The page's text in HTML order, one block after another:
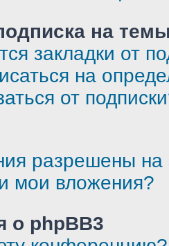
на
закладки от
на
от
разрешены
мои вложения?
о phpBB3